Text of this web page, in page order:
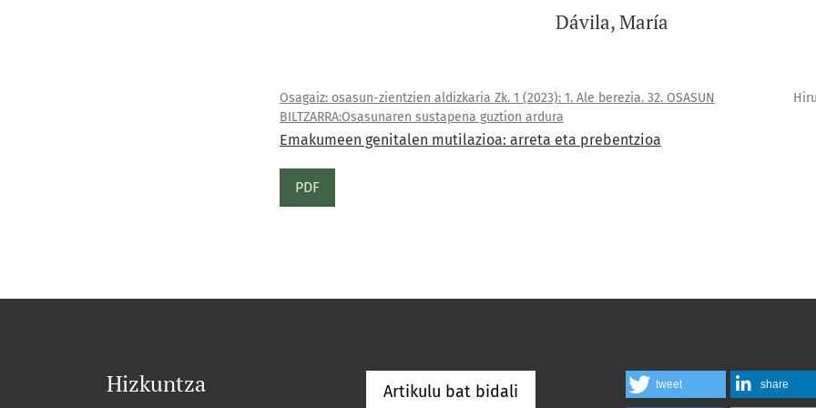
Dávila, María
Osagaiz: osasun-zientzien aldizkaria Zk. 1 (2023): 1. Ale berezia. 32. OSASUN
BILTZARRA:Osasunaren sustapena guztion ardura
Emakumeen genitalen mutilazioa: arreta eta prebentzioa
PDF
Hizkuntza Artikulu bat bidali tweet share